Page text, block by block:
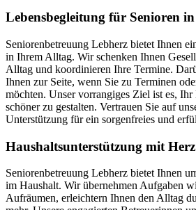
Lebensbegleitung für Senioren
Seniorenbetreuung Lebherz bietet Ihnen
in Ihrem Alltag. Wir schenken Ihnen
Alltag und koordinieren Ihre Termine.
Ihnen zur Seite, wenn Sie zu Terminen
möchten. Unser vorrangiges Ziel ist es,
schöner zu gestalten. Vertrauen Sie auf
Unterstützung für ein sorgenfreies und
Haushalts­unterstützung mit
Seniorenbetreuung Lebherz bietet Ihnen
im Haushalt. Wir übernehmen Aufgaben
Aufräumen, erleichtern Ihnen den Alltag